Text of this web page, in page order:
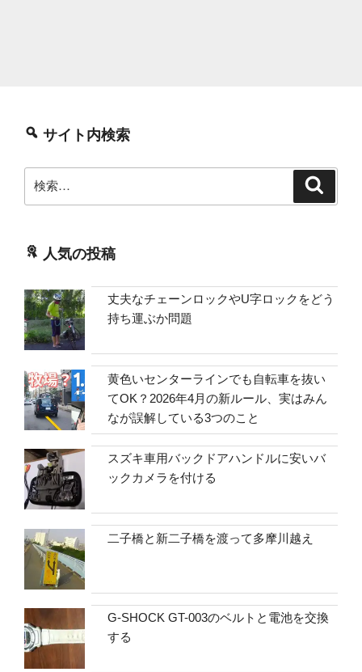
サイト内検索
索:
人気の投稿
丈夫なチェーンロックやU字ロックをどう
持ち運ぶか問題
黄色いセンターラインでも自転車を抜い
てOK？2026年4月の新ルール、実はみん
なが誤解している3つのこと
スズキ車用バックドアハンドルに安いバ
ックカメラを付ける
二子橋と新二子橋を渡って多摩川越え
G-SHOCK GT-003のベルトと電池を交換
する